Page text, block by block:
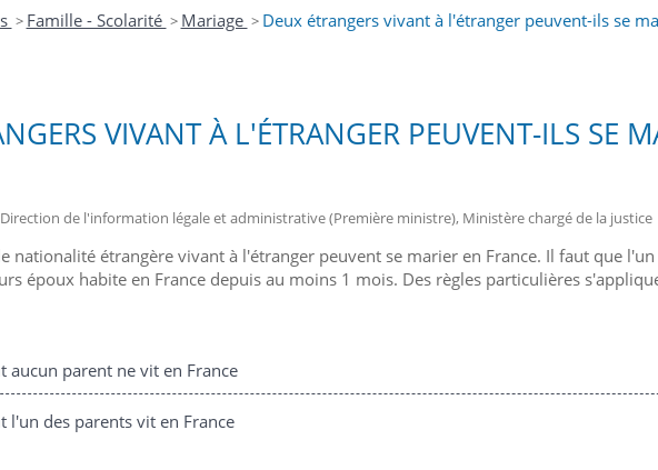
> Famille - Scolarité > Mariage > Deux étrangers vivant à l'étranger peuvent-ils se
VIVANT À L'ÉTRANGER PEUVENT-ILS SE
de l'information légale et administrative (Première ministre), Ministère chargé de la justice
nationalité étrangère vivant à l'étranger peuvent se marier en France. Il faut que
époux habite en France depuis au moins 1 mois. Des règles particulières
aucun parent ne vit en France
l'un des parents vit en France